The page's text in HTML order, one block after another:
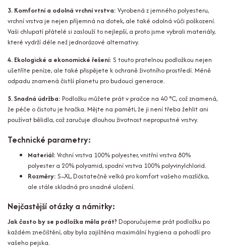
3. Komfortní a odolná vrchní vrstva: Vyrobená z jemného polyesteru,
vrchní vrstva je nejen příjemná na dotek, ale také odolná vůči poškození.
Vaši chlupatí přátelé si zaslouží to nejlepší, a proto jsme vybrali materiály,
které vydrží déle než jednorázové alternativy.
4. Ekologické a ekonomické řešení: S touto pratelnou podložkou nejen
ušetříte peníze, ale také přispějete k ochraně životního prostředí. Méně
odpadu znamená čistší planetu pro budoucí generace.
5. Snadná údržba: Podložku můžete prát v pračce na 40 °C, což znamená,
že péče o čistotu je hračka. Mějte na paměti, že ji není třeba žehlit ani
používat bělidla, což zaručuje dlouhou životnost nepropustné vrstvy.
Technické parametry:
Materiál: Vrchní vrstva 100% polyester, vnitřní vrstva 80%
polyester a 20% polyamid, spodní vrstva 100% polyvinylchlorid.
Rozměry: S–XL, Dostatečně velká pro komfort vašeho mazlíčka,
ale stále skladná pro snadné uložení.
Nejčastější otázky a námitky:
Jak často by se podložka měla prát? Doporučujeme prát podložku po
každém znečištění, aby byla zajištěna maximální hygiena a pohodlí pro
vašeho pejska.